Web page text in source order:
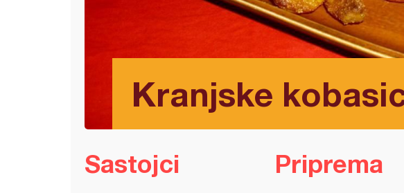
Kranjske
Sastojci Priprema